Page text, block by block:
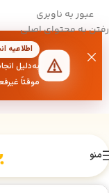
عبور به ناوبری
رفتن به محتوای اصلی
اطلاعیه
به‌دلیل
موقتاً
منو